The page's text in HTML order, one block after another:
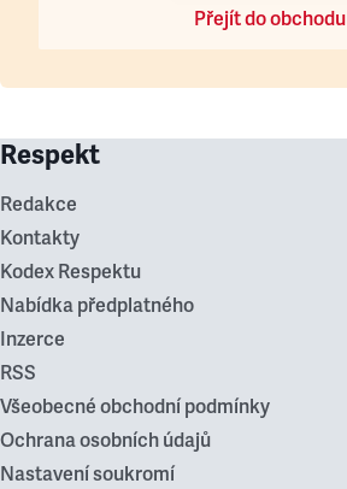
Přejít do obchodu
Respekt
Redakce
Kontakty
Kodex Respektu
Nabídka předplatného
Inzerce
RSS
Všeobecné obchodní podmínky
Ochrana osobních údajů
Nastavení soukromí